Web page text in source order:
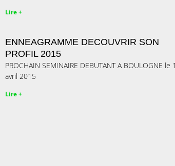
Lire +
ENNEAGRAMME DECOUVRIR SON
PROFIL 2015
PROCHAIN SEMINAIRE DEBUTANT A BOULOGNE le
avril 2015
Lire +